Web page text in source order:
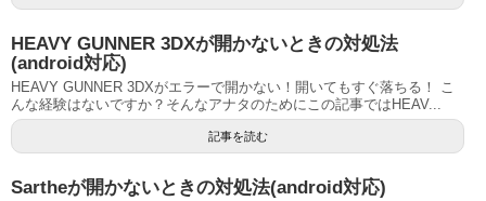
HEAVY GUNNER 3DXが開かないときの対処法
(android対応)
HEAVY GUNNER 3DXがエラーで開かない！開いてもすぐ落ちる！ こ
んな経験はないですか？そんなアナタのためにこの記事ではHEAV...
記事を読む
Sartheが開かないときの対処法(android対応)